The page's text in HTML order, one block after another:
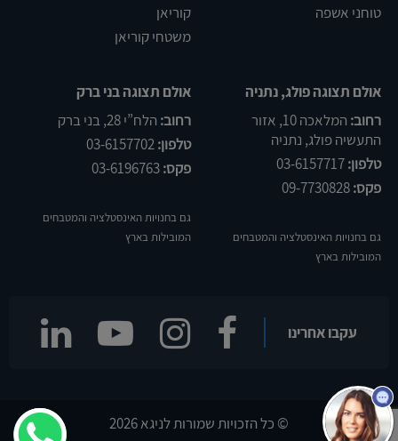
טוחני אשפה
קוריאן
משטחי קוריאן
אולם תצוגה פולג, נתניה
רחוב:
המלאכה 10, אזור
התעשיה פולג, נתניה
טלפון:03-6157717
פקס:
גם בחנויות האינסטלציה והמטבחים
המובילות בארץ
אולם תצוגה בני ברק
רחוב: הלח”י 28, בני ברק
טלפון:03-6157702
פקס:
גם בחנויות האינסטלציה והמטבחים
המובילות בארץ
עקבו אחרינו
© כל הזכויות שמורות לניגא 2026
צריך עזרה? התחל